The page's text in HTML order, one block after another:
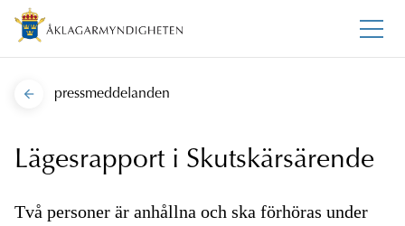
pressmeddelanden
Lägesrapport i Skutskärsärende
Två personer är anhållna och ska förhöras under